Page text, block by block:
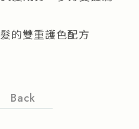
的雙重護色配方
Back